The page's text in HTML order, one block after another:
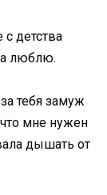
детства
люблю.
тебя замуж
мне нужен
дышать от